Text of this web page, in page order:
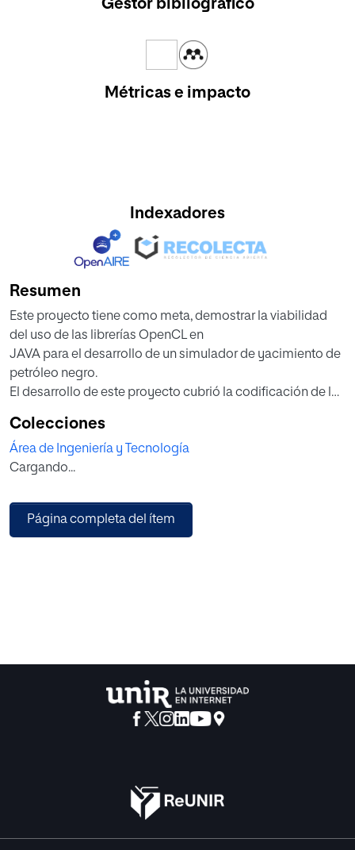
Gestor bibliográfico
Métricas e impacto
Indexadores
Resumen
Este proyecto tiene como meta, demostrar la viabilidad
del uso de las librerías OpenCL en
JAVA para el desarrollo de un simulador de yacimiento de
petróleo negro.
El desarrollo de este proyecto cubrió la codificación de los
módulos GPU en JAVA mediante el uso de la librería JOCL
que permitió implementar el
paquete OpenCL.
mediante el uso de la librería JAVAFX
para el diseño de las ventanas de los datos de entrada
Modeling Group mostrando resultados muy similares al
programa comercial.
Colecciones
Área de Ingeniería y Tecnología
Cargando...
Página completa del ítem